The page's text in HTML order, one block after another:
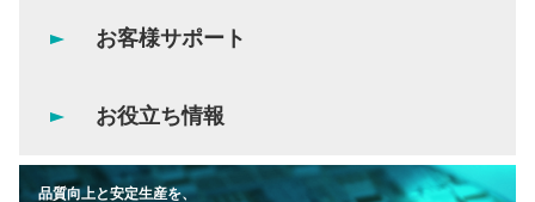
お客様サポート
お役立ち情報
品質向上と安定生産を、